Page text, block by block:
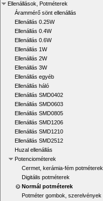
Ellenállások, Potméterek
Árammérő sönt ellenállás
Ellenállás 0.25W
Ellenállás 0.4W
Ellenállás 0.6W
Ellenállás 1W
Ellenállás 2W
Ellenállás 3W
Ellenállás egyéb
Ellenállás háló
Ellenállás SMD0402
Ellenállás SMD0603
Ellenállás SMD0805
Ellenállás SMD1206
Ellenállás SMD1210
Ellenállás SMD2512
Huzal ellenállás
Potenciométerek
Cermet, kerámia-fém potméterek
Digitális potméterek
Normál potméterek
Potméter gombok, szerelvények